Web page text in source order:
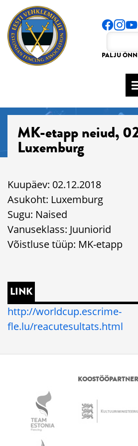
PALJU
MK-etapp neiud,
Luxemburg
Kuupäev: 02.12.2018
Asukoht: Luxemburg
Sugu: Naised
Vanuseklass: Juuniorid
Võistluse tüüp: MK-etapp
LINK
http://worldcup.escrime-
fle.lu/reacutesultats.html